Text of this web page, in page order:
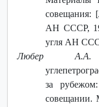
совещания:
АН СССР,
угля АН
Любер
за
совещании.